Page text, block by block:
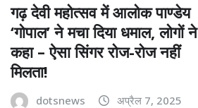
गढ़ देवी महोत्सव में आलोक पाण्डेय
‘गोपाल’ ने मचा दिया धमाल, लोगों ने
कहा – ऐसा सिंगर रोज-रोज नहीं
मिलता!
dotsnews अप्रैल 7, 2025